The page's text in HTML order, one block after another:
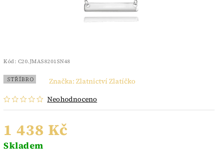
Kód: C20.JMAS8201SN48
STŘÍBRO
Neohodnoceno
Značka: Zlatnictví Zlatíčko
1 438 Kč
Skladem